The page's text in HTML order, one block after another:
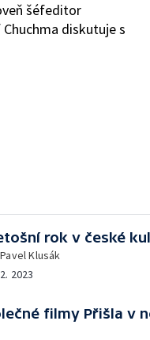
šéfeditor
diskutuje s
rok v české
Klusák
2023
filmy Přišla v